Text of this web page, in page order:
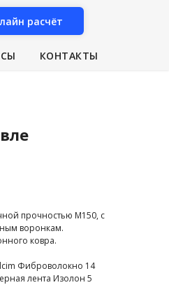
расчёт
КОНТАКТЫ
прочностью М150, с
воронкам.
ковра.
Фиброволокно 14
лента Изолон 5